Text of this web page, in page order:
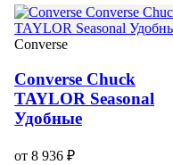
Converse
Converse Chuck
TAYLOR Seasonal
Удобные
от 8 936 ₽